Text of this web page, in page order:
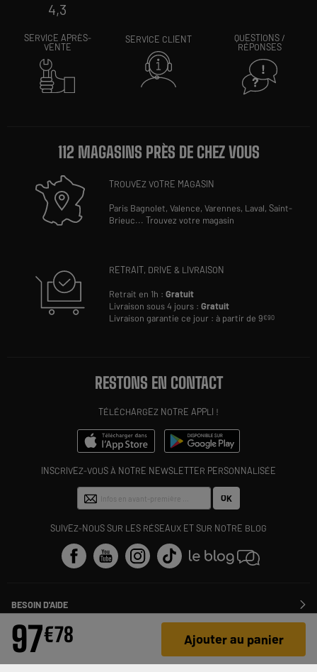
97€78 Ajouter au panier
4,3
SERVICE APRÈS-
VENTE
SERVICE CLIENT
QUESTIONS /
RÉPONSES
112 MAGASINS PRÈS DE CHEZ VOUS
TROUVEZ VOTRE MAGASIN
Paris Bagnolet,Valence,Varennes, Laval,Saint-
Brieuc...Trouvez votre magasin
RETRAIT, DRIVE & LIVRAISON
Retrait en 1h :Gratuit
Livraison sous 4 jours :Gratuit
Livraison garantie ce jour : à partir de 9€90
RESTONS EN CONTACT
TÉLÉCHARGEZ NOTRE APPLI !
INSCRIVEZ-VOUS À NOTRE NEWSLETTER PERSONNALISÉE
OK
SUIVEZ-NOUS SUR LES RÉSEAUX ET SUR NOTRE BLOG
BESOIN D'AIDE
Contactez-nous
Suivre ma commande
Modifier ou annuler ma commande
ELECTRO DEPOT
Qui sommes nous ?
PRODUITS & CONSEILS